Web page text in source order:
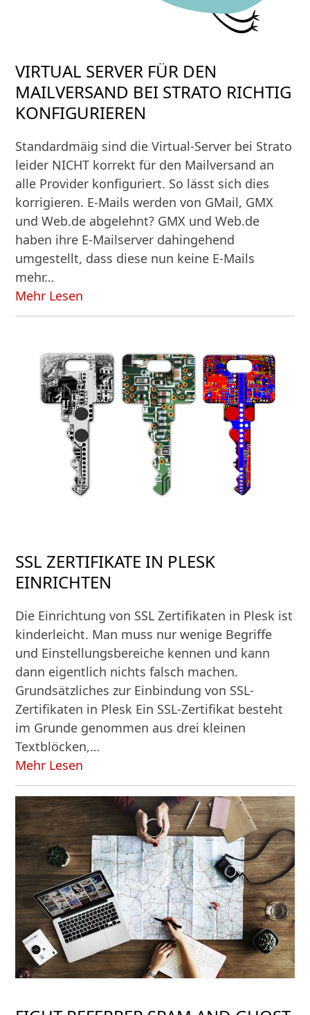
VIRTUAL SERVER FÜR DEN
MAILVERSAND BEI STRATO RICHTIG
KONFIGURIEREN
Standardmäig sind die Virtual-Server bei Strato
leider NICHT korrekt für den Mailversand an
alle Provider konfiguriert. So lässt sich dies
korrigieren. E-Mails werden von GMail, GMX
und Web.de abgelehnt? GMX und Web.de
haben ihre E-Mailserver dahingehend
umgestellt, dass diese nun keine E-Mails
mehr…
Mehr Lesen
SSL ZERTIFIKATE IN PLESK
EINRICHTEN
Die Einrichtung von SSL Zertifikaten in Plesk ist
kinderleicht. Man muss nur wenige Begriffe
und Einstellungsbereiche kennen und kann
dann eigentlich nichts falsch machen.
Grundsätzliches zur Einbindung von SSL-
Zertifikaten in Plesk Ein SSL-Zertifikat besteht
im Grunde genommen aus drei kleinen
Textblöcken,…
Mehr Lesen